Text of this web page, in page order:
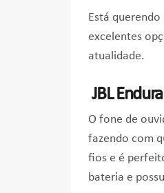
Está
excelentes
atualidade.
JBL
O fone de
fazendo com
fios e é
bateria e